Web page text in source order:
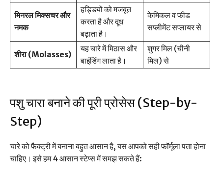
मिनरल मिक्सचर और
नमक
हड्डियों को मजबूत
करता है और दूध
बढ़ाता है।
केमिकल व फीड
सप्लीमेंट सप्लायर से
शीरा (Molasses)
यह चारे में मिठास और
बाइंडिंग लाता है।
शुगर मिल (चीनी
मिल) से
पशु चारा बनाने की पूरी प्रोसेस (Step-by-
Step)
चारे को फैक्ट्री में बनाना बहुत आसान है, बस आपको सही फॉर्मूला पता होना
चाहिए। इसे हम 4 आसान स्टेप्स में समझ सकते हैं: